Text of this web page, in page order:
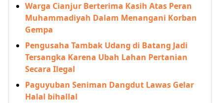
Warga Cianjur Berterima Kasih Atas Peran
Muhammadiyah Dalam Menangani Korban
Gempa
Pengusaha Tambak Udang di Batang Jadi
Tersangka Karena Ubah Lahan Pertanian
Secara Ilegal
Paguyuban Seniman Dangdut Lawas Gelar
Halal bihallal